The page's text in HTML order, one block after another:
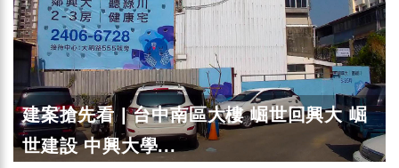
建案搶先看 | 台中南區大樓 崛世回興大 崛
世建設 中興大學...